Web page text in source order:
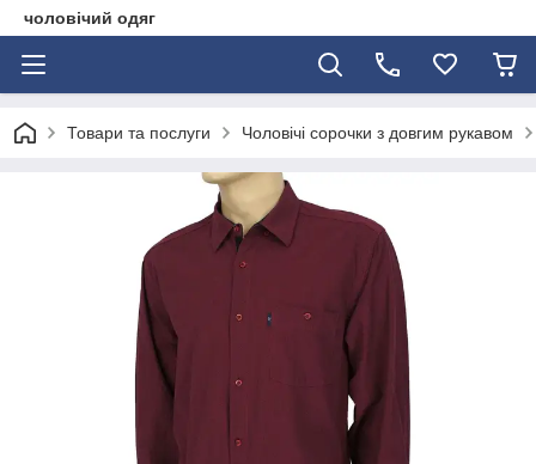
чоловічий одяг
Товари та послуги Чоловічі сорочки з довгим рукавом